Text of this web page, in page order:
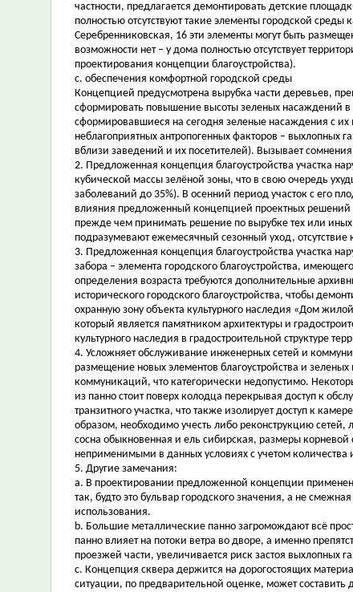
частности, предлагается демонтировать детские
полностью отсутствуют такие элементы городской
Серебренниковская, 16 эти элементы могут быть
возможности нет – у дома полностью отсутствует
проектирования концепции благоустройства).
c. обеспечения комфортной городской среды
Концепцией предусмотрена вырубка части деревьев,
сформировать повышение высоты зеленых насаждений в
сформировавшиеся на сегодня зеленые насаждения с
неблагоприятных антропогенных факторов – выхлопных
вблизи заведений и их посетителей). Вызывает
2. Предложенная концепция благоустройства участка
кубической массы зелёной зоны, что в свою очередь
заболеваний до 35%). В осенний период участок с его
влияния предложенный концепцией проектных решений
прежде чем принимать решение по вырубке тех или
подразумевают ежемесячный сезонный уход, отсутствие
3. Предложенная концепция благоустройства участка
забора – элемента городского благоустройства,
определения возраста требуются дополнительные
исторического городского благоустройства, чтобы
охранную зону объекта культурного наследия «Дом
который является памятником архитектуры и
культурного наследия в градостроительной структуре
4. Усложняет обслуживание инженерных сетей и
размещение новых элементов благоустройства и
коммуникаций, что категорически недопустимо.
из панно стоит поверх колодца перекрывая доступ к
транзитного участка, что также изолирует доступ к
образом, необходимо учесть либо реконструкцию
сосна обыкновенная и ель сибирская, размеры
неприменимыми в данных условиях с учетом количества
5. Другие замечания:
a. В проектировании предложенной концепции
так, будто это бульвар городского значения, а не
использования.
b. Большие металлические панно загромождают всё
панно влияет на потоки ветра во дворе, а именно
проезжей части, увеличивается риск застоя выхлопных
c. Концепция сквера держится на дорогостоящих
ситуации, по предварительной оценке, может